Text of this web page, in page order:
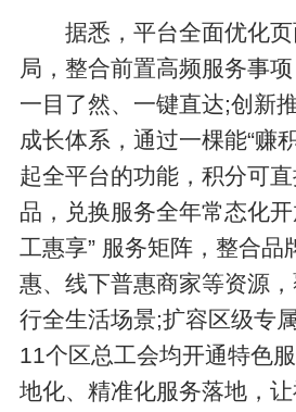
据悉，平台全面优化
局，整合前置高频服务事
一目了然、一键直达;创新
成长体系，通过一棵能“赚
起全平台的功能，积分可
品，兑换服务全年常态化
工惠享” 服务矩阵，整合品
惠、线下普惠商家等资源
行全生活场景;扩容区级专
11个区总工会均开通特色
地化、精准化服务落地，